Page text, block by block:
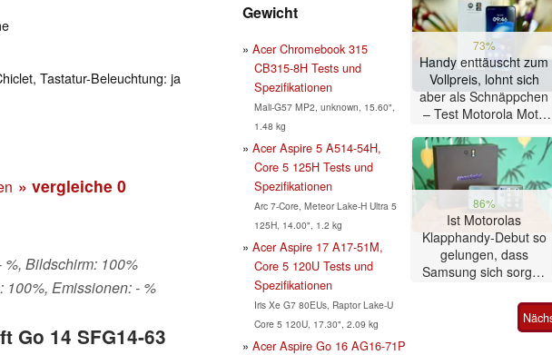
Tastatur-Beleuchtung: ja
» vergleiche 0
Bildschirm: 100%
100%, Emissionen: - %
Go 14 SFG14-63
Gewicht
Acer Chromebook 315
CB315-8H Tests und
Spezifikationen
Mali-G57 MP2, unknown, 15.60",
1.48 kg
Acer Aspire 5 A514-54H,
Core 5 125H Tests und
Spezifikationen
Arc 7-Core, Meteor Lake-H Ultra 5
125H, 14.00", 1.2 kg
Acer Aspire 17 A17-51M,
Core 5 120U Tests und
Spezifikationen
Iris Xe G7 80EUs, Raptor Lake-U
Core 5 120U, 17.30", 2.09 kg
Acer Aspire Go 16 AG16-71P
73%
Handy enttäuscht zum
Vollpreis, lohnt sich
aber als Schnäppchen
– Test Motorola Moto
86%
Ist Motorolas
Klapphandy-Debut so
gelungen, dass
Samsung sich sorgen
Smartphone im Test